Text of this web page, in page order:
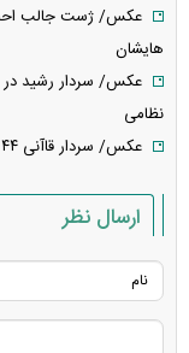
هایشان
نظامی
عکس/ سردار قاآنی ۴۴ سال پیش در حال چای خوردن با دو همرزم اش
ارسال نظر